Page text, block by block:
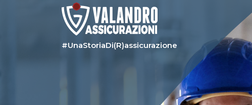
#UnaStoriaDi(R)assicurazione